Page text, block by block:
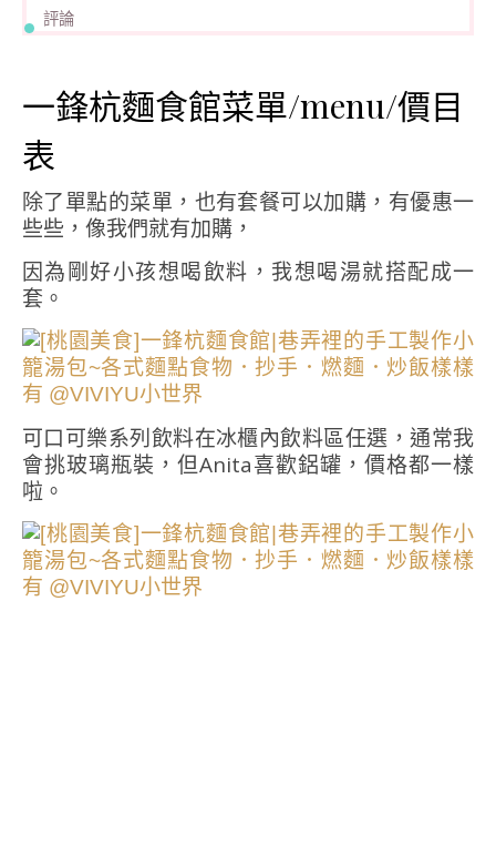
評論
一鋒杭麵食館菜單/menu/價目
表
除了單點的菜單，也有套餐可以加購，有優惠一
些些，像我們就有加購，
因為剛好小孩想喝飲料，我想喝湯就搭配成一
套。
可口可樂系列飲料在冰櫃內飲料區任選，通常我
會挑玻璃瓶裝，但Anita喜歡鋁罐，價格都一樣
啦。